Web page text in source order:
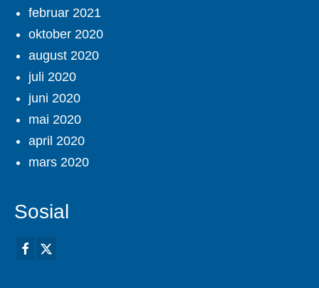
februar 2021
oktober 2020
august 2020
juli 2020
juni 2020
mai 2020
april 2020
mars 2020
Sosial